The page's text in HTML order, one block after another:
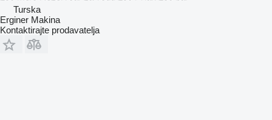
Turska
Erginer Makina
Kontaktirajte prodavatelja